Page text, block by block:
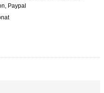
Paypal